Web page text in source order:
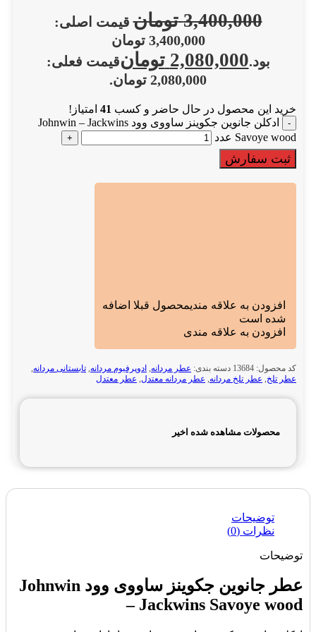
3,400,000 تومان قیمت اصلی:
3,400,000 تومان
بود.2,080,000 تومانقیمت فعلی:
2,080,000 تومان.
خرید این محصول در حال حاضر و کسب 41 امتیاز!
ادکلن جانوین جکوینز ساووی وود Johnwin – Jackwins
Savoye wood عدد
ثبت سفارش
افزودن به علاقه مندیمحصول قبلا اضافه
شده است
افزودن به علاقه مندی
کد محصول: 13684 دسته بندی: عطر مردانه, ادوپرفیوم مردانه, تابستانی مردانه,
عطر تلخ, عطر تلخ مردانه, عطر مردانه معتدل, عطر معتدل
محصولات مشاهده شده اخیر
توضیحات
نظرات (0)
توضیحات
عطر جانوین جکوینز ساووی وود Johnwin
– Jackwins Savoye wood